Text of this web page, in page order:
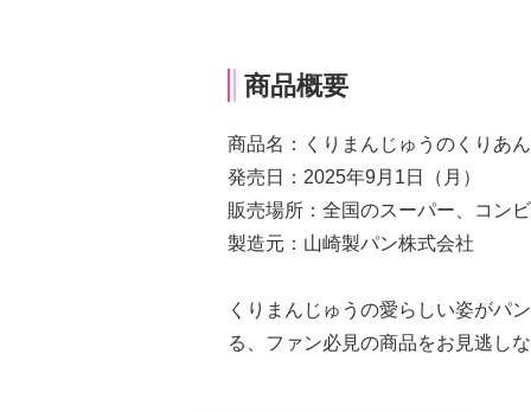
商品概要
商品名：くりまんじゅうのくりあ
発売日：2025年9月1日（月）
販売場所：全国のスーパー、コン
製造元：山崎製パン株式会社
くりまんじゅうの愛らしい姿がパ
る、ファン必見の商品をお見逃し